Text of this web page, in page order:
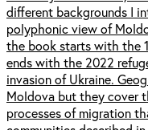
different backgrounds I
polyphonic view of
the book starts with the
ends with the 2022
invasion of Ukraine.
Moldova but they cover
processes of migration